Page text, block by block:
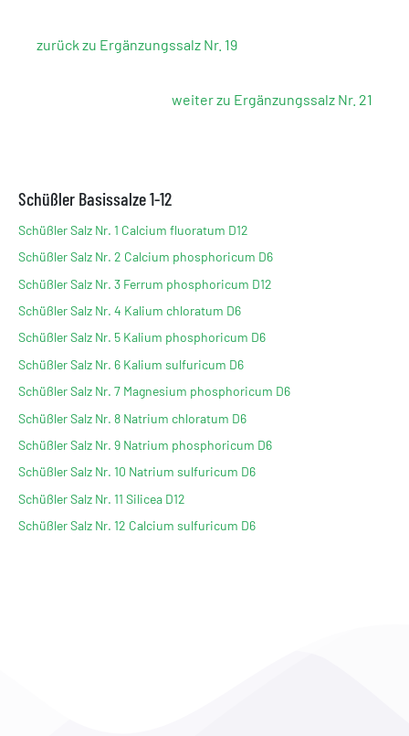
zurück zu Ergänzungssalz Nr. 19
weiter zu Ergänzungssalz Nr. 21
Schüßler Basissalze 1-12
Schüßler Salz Nr. 1 Calcium fluoratum D12
Schüßler Salz Nr. 2 Calcium phosphoricum D6
Schüßler Salz Nr. 3 Ferrum phosphoricum D12
Schüßler Salz Nr. 4 Kalium chloratum D6
Schüßler Salz Nr. 5 Kalium phosphoricum D6
Schüßler Salz Nr. 6 Kalium sulfuricum D6
Schüßler Salz Nr. 7 Magnesium phosphoricum D6
Schüßler Salz Nr. 8 Natrium chloratum D6
Schüßler Salz Nr. 9 Natrium phosphoricum D6
Schüßler Salz Nr. 10 Natrium sulfuricum D6
Schüßler Salz Nr. 11 Silicea D12
Schüßler Salz Nr. 12 Calcium sulfuricum D6